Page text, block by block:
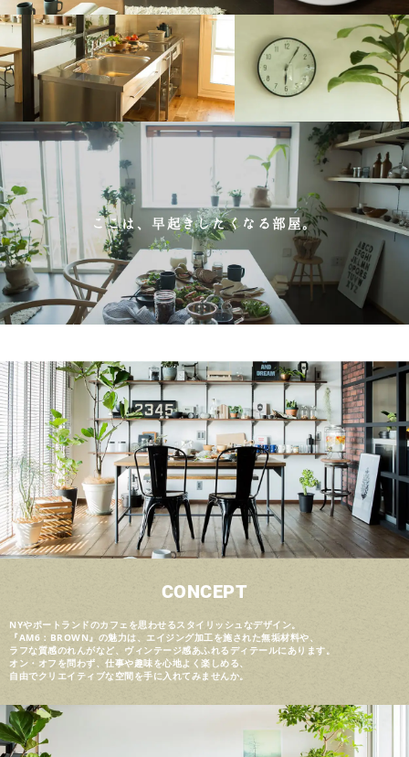
ここは、早起きしたくなる部屋。
CONCEPT
NYやポートランドのカフェを思わせるスタイリッシュなデザイン。
『AM6：BROWN』の魅力は、エイジング加工を施された無垢材料や、
ラフな質感のれんがなど、ヴィンテージ感あふれるディテールにあります。
オン・オフを問わず、仕事や趣味を心地よく楽しめる、
自由でクリエイティブな空間を手に入れてみませんか。